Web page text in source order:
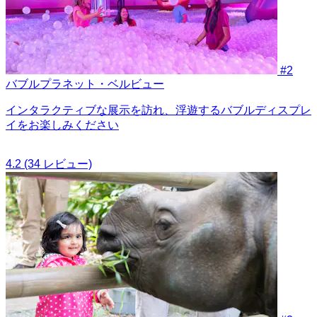
#2
バブルプラネット・ベルビュー
インタラクティブな展示を訪れ、浮遊するバブルディスプレ
イをお楽しみください
4.2 (34 レビュー)